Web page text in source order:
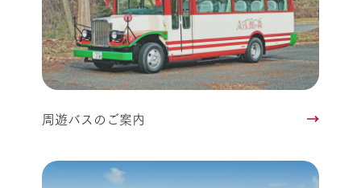
周遊バスのご案内